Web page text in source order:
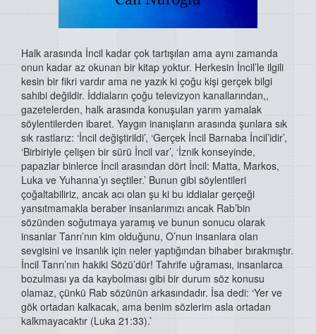
Halk arasında İncil kadar çok tartışılan ama aynı zamanda
onun kadar az okunan bir kitap yoktur. Herkesin İncil’le ilgili
kesin bir fikri vardır ama ne yazık ki çoğu kişi gerçek bilgi
sahibi değildir. İddiaların çoğu televizyon kanallarından,,
gazetelerden, halk arasında konuşulan yarım yamalak
söylentilerden ibaret. Yaygın inanışların arasında şunlara sık
sık rastlarız: ‘İncil değiştirildi’, ‘Gerçek İncil Barnaba İncil’idir’,
‘Birbiriyle çelişen bir sürü İncil var’, ‘İznik konseyinde,
papazlar binlerce İncil arasından dört İncil: Matta, Markos,
Luka ve Yuhanna’yı seçtiler.’ Bunun gibi söylentileri
çoğaltabiliriz, ancak acı olan şu ki bu iddialar gerçeği
yansıtmamakla beraber insanlarımızı ancak Rab’bin
sözünden soğutmaya yaramış ve bunun sonucu olarak
insanlar Tanrı’nın kim olduğunu, O’nun insanlara olan
sevgisini ve insanlık için neler yaptığından bihaber bırakmıştır.
İncil Tanrı’nın hakiki Sözü’dür! Tahrife uğraması, insanlarca
bozulması ya da kaybolması gibi bir durum söz konusu
olamaz, çünkü Rab sözünün arkasındadır. İsa dedi: ‘Yer ve
gök ortadan kalkacak, ama benim sözlerim asla ortadan
kalkmayacaktır (Luka 21:33).’